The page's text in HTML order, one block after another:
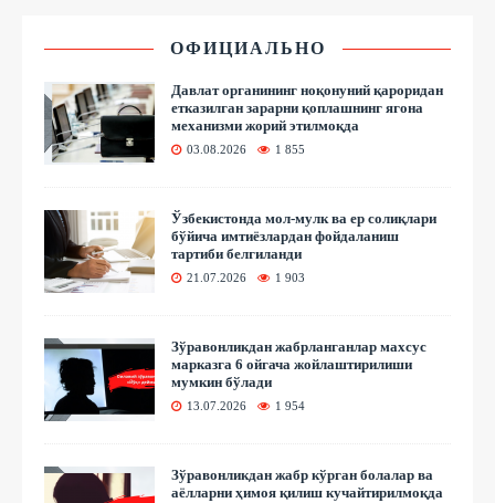
ОФИЦИАЛЬНО
Давлат органининг ноқонуний қароридан
етказилган зарарни қоплашнинг ягона
механизми жорий этилмоқда
03.08.2026 1 855
Ўзбекистонда мол-мулк ва ер солиқлари
бўйича имтиёзлардан фойдаланиш
тартиби белгиланди
21.07.2026 1 903
Зўравонликдан жабрланганлар махсус
марказга 6 ойгача жойлаштирилиши
мумкин бўлади
13.07.2026 1 954
Зўравонликдан жабр кўрган болалар ва
аёлларни ҳимоя қилиш кучайтирилмоқда